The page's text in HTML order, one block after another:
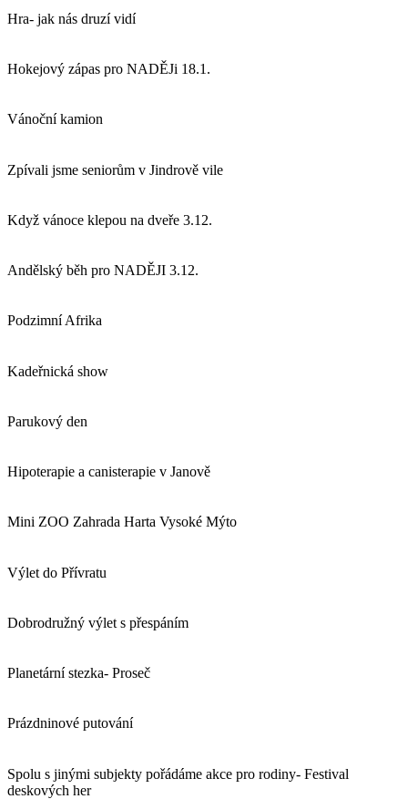
Hra- jak nás druzí vidí
Hokejový zápas pro NADĚJi 18.1.
Vánoční kamion
Zpívali jsme seniorům v Jindrově vile
Když vánoce klepou na dveře 3.12.
Andělský běh pro NADĚJI 3.12.
Podzimní Afrika
Kadeřnická show
Parukový den
Hipoterapie a canisterapie v Janově
Mini ZOO Zahrada Harta Vysoké Mýto
Výlet do Přívratu
Dobrodružný výlet s přespáním
Planetární stezka- Proseč
Prázdninové putování
Spolu s jinými subjekty pořádáme akce pro rodiny- Festival
deskových her